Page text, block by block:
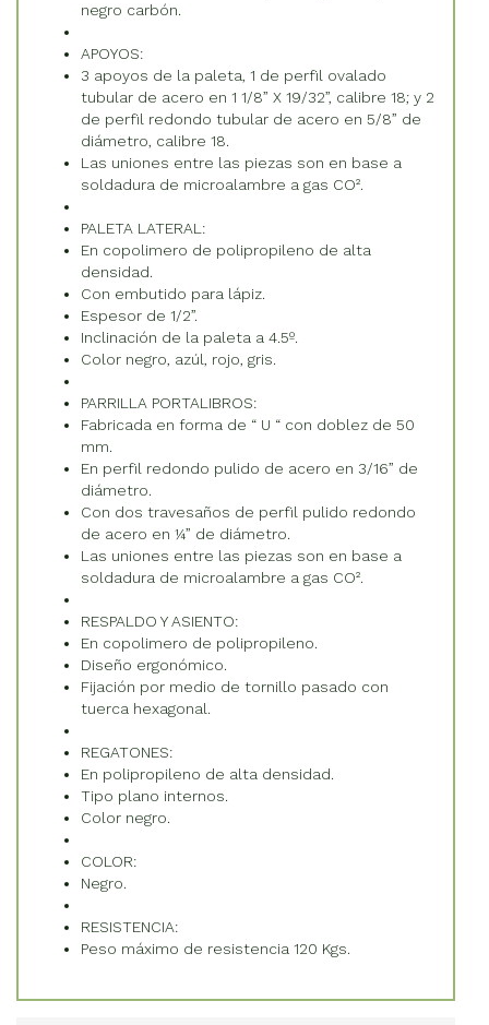
negro carbón.
APOYOS:
3 apoyos de la paleta, 1 de perfil ovalado
tubular de acero en 1 1/8” X 19/32”, calibre 18; y 2
de perfil redondo tubular de acero en 5/8” de
diámetro, calibre 18.
Las uniones entre las piezas son en base a
soldadura de microalambre a gas CO².
PALETA LATERAL:
En copolimero de polipropileno de alta
densidad.
Con embutido para lápiz.
Espesor de 1/2”.
Inclinación de la paleta a 4.5º.
Color negro, azúl, rojo, gris.
PARRILLA PORTALIBROS:
Fabricada en forma de “ U “ con doblez de 50
mm.
En perfil redondo pulido de acero en 3/16” de
diámetro.
Con dos travesaños de perfil pulido redondo
de acero en ¼” de diámetro.
Las uniones entre las piezas son en base a
soldadura de microalambre a gas CO².
RESPALDO Y ASIENTO:
En copolimero de polipropileno.
Diseño ergonómico.
Fijación por medio de tornillo pasado con
tuerca hexagonal.
REGATONES:
En polipropileno de alta densidad.
Tipo plano internos.
Color negro.
COLOR:
Negro.
RESISTENCIA:
Peso máximo de resistencia 120 Kgs.